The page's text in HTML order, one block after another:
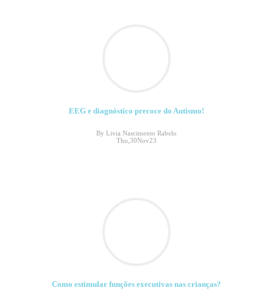
EEG e diagnóstico precoce do Autismo!
By Livia Nascimento Rabelo
Thu,30Nov23
Como estimular funções executivas nas crianças?